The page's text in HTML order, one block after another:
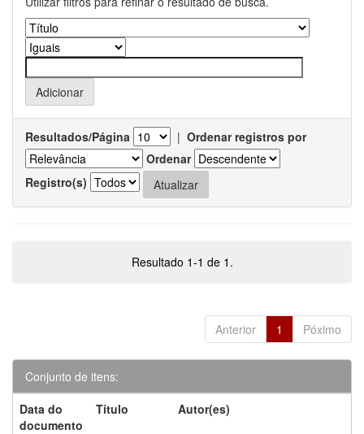
Resultados/Página | Ordenar registros por
Ordenar
Registro(s)
Resultado 1-1 de 1.
Anterior 1 Póximo
Conjunto de itens:
Data do
documento
Título Autor(es)